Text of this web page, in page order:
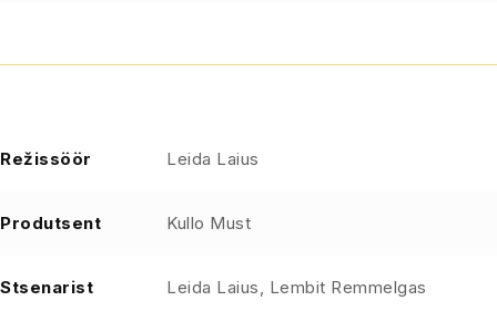
Režissöör Leida Laius
Produtsent Kullo Must
Stsenarist Leida Laius, Lembit Remmelgas